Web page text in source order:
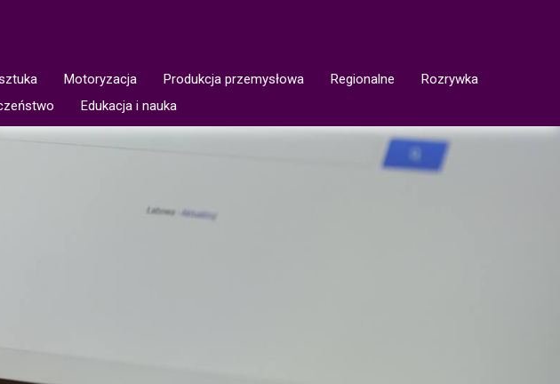
Motoryzacja Produkcja przemysłowa Regionalne
Rozrywka
Edukacja i nauka